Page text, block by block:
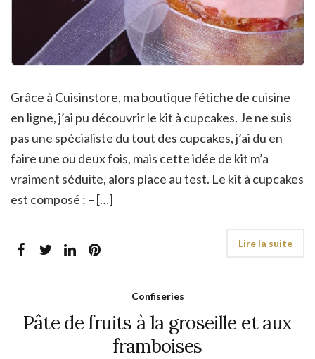
Grâce à Cuisinstore, ma boutique fétiche de cuisine
en ligne, j’ai pu découvrir le kit à cupcakes. Je ne suis
pas une spécialiste du tout des cupcakes, j’ai du en
faire une ou deux fois, mais cette idée de kit m’a
vraiment séduite, alors place au test. Le kit à cupcakes
est composé : – […]
Confiseries
Pâte de fruits à la groseille et aux
framboises